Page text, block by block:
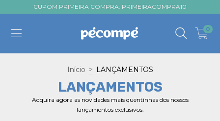
CUPOM PRIMEIRA COMPRA: PRIMEIRACOMPRA10
0
Início > LANÇAMENTOS
LANÇAMENTOS
Adquira agora as novidades mais quentinhas dos nossos
lançamentos exclusivos.